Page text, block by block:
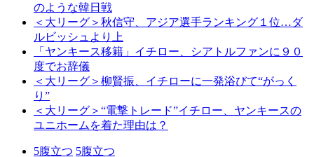
のような韓日戦
＜大リーグ＞秋信守、アジア選手ランキング１位…ダ
ルビッシュより上
「ヤンキース移籍」イチロー、シアトルファンに９０
度でお辞儀
＜大リーグ＞柳賢振、イチローに一発浴びて“がっく
り”
＜大リーグ＞“電撃トレード”イチロー、ヤンキースの
ユニホームを着た理由は？
5腹立つ 5腹立つ